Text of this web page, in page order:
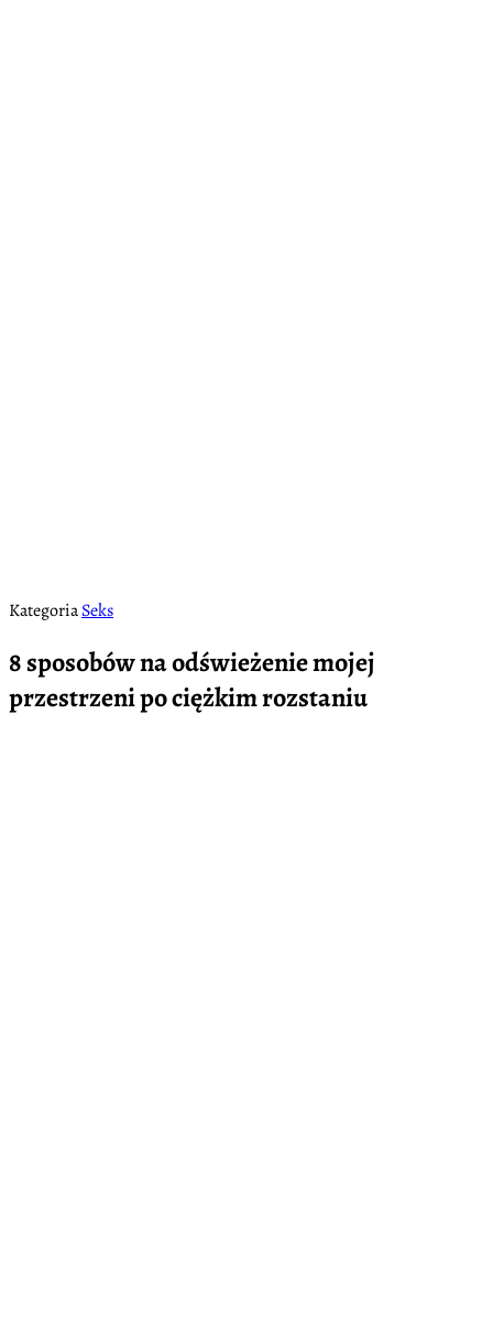
KategoriaSeks
8 sposobów na odświeżenie mojej
przestrzeni po ciężkim rozstaniu